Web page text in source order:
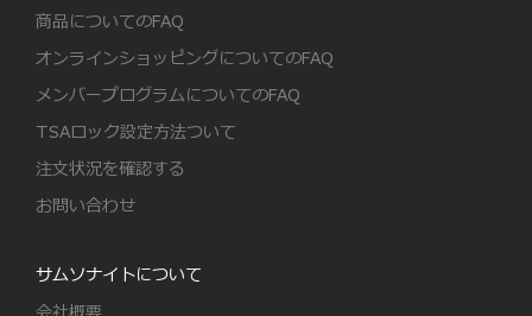
商品についてのFAQ
オンラインショッピングについてのFAQ
メンバープログラムについてのFAQ
TSAロック設定方法ついて
注文状況を確認する
お問い合わせ
サムソナイトについて